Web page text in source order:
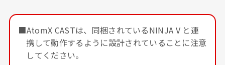
■AtomX CASTは、同梱されているNINJA V と連
携して動作するように設計されていることに注意
してください。